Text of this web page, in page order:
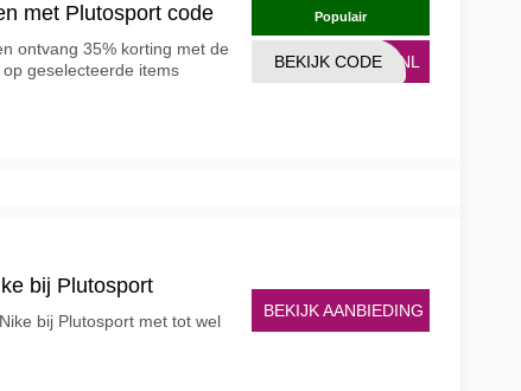
met Plutosport code
ontvang 35% korting met de
geselecteerde items
Populair
ALNL
BEKIJK CODE
bij Plutosport
bij Plutosport met tot wel
BEKIJK AANBIEDING